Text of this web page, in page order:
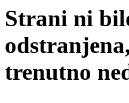
Strani ni
trenutno